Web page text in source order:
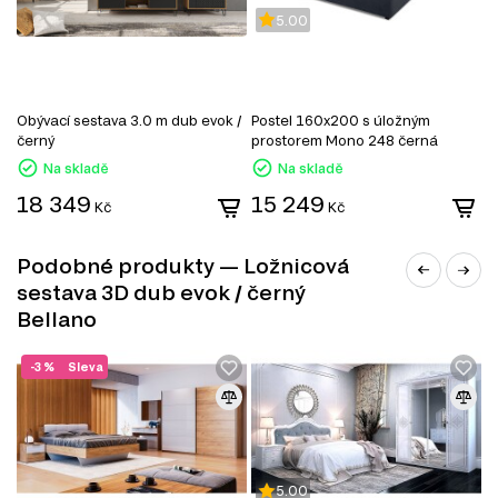
Bellano, který zahrnuje celkem 12 produktů. Z této série si
můžete vybrat zboží různých kategorií:
Konferenční stolky
Manželské postele
Šatní skříň
Úložný prostor
Obývací sestava 3.0 m dub evok /
černý
Na skladě
18 349 Kč
5.00
Postel 160x200 s úložným
prostorem Mono 248 černá
Na skladě
15 249 Kč
Podobné produkty — Ložnicová
sestava 3D dub evok / černý
Bellano
Sleva
-3 %
5.00